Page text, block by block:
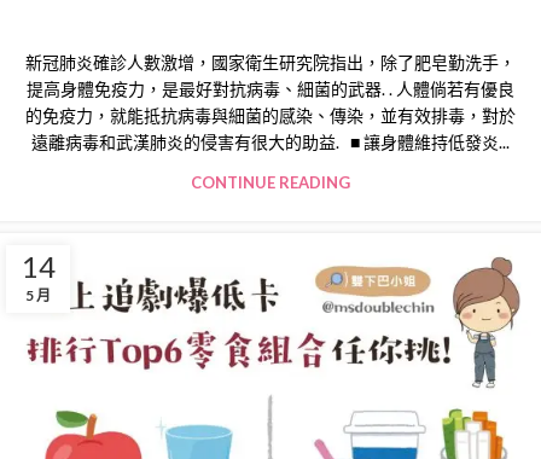
新冠肺炎確診人數激增，國家衛生研究院指出，除了肥皂勤洗手，
提高身體免疫力，是最好對抗病毒、細菌的武器. . 人體倘若有優良
的免疫力，就能抵抗病毒與細菌的感染、傳染，並有效排毒，對於
遠離病毒和武漢肺炎的侵害有很大的助益. ■ 讓身體維持低發炎...
CONTINUE READING
14
5 月